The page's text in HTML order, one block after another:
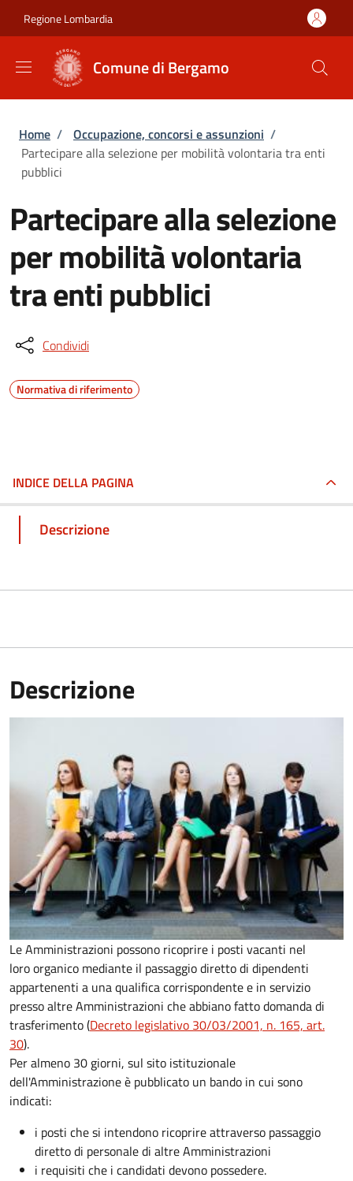
Regione Lombardia
Comune di Bergamo
Briciole di pane
Home / Occupazione, concorsi e assunzioni /
Partecipare alla selezione per mobilità volontaria tra enti
pubblici
Partecipare alla selezione
per mobilità volontaria
tra enti pubblici
Condividi
Normativa di riferimento
INDICE DELLA PAGINA
Descrizione
Descrizione
Le Amministrazioni possono ricoprire i posti vacanti nel
loro organico mediante il passaggio diretto di dipendenti
appartenenti a una qualifica corrispondente e in servizio
presso altre Amministrazioni che abbiano fatto domanda di
trasferimento (Decreto legislativo 30/03/2001, n. 165, art.
30).
Per almeno 30 giorni, sul sito istituzionale
dell'Amministrazione è pubblicato un bando in cui sono
indicati:
i posti che si intendono ricoprire attraverso passaggio
diretto di personale di altre Amministrazioni
i requisiti che i candidati devono possedere.